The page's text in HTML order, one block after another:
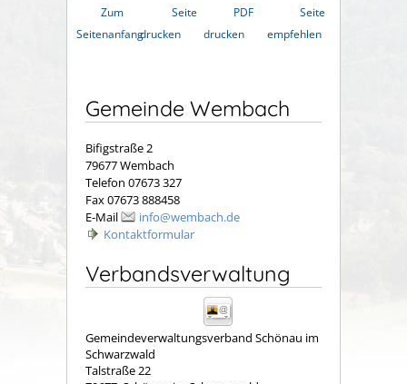
Zum
Seitenanfang
Seite
drucken
PDF
drucken
Seite
empfehlen
Gemeinde Wembach
Bifigstraße 2
79677 Wembach
Telefon 07673 327
Fax 07673 888458
E-Mail
info@wembach.de
Kontaktformular
Verbandsverwaltung
Gemeindeverwaltungsverband Schönau im
Schwarzwald
Talstraße 22